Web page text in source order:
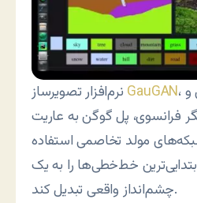
GauGAN، که نام خود را از نقاش و
فرانسوی، پل گوگن به عاریت
مولد تخاصمی استفاده
خط‌خطی‌ها را به یک
چشم‌انداز واقعی تبدیل کند.